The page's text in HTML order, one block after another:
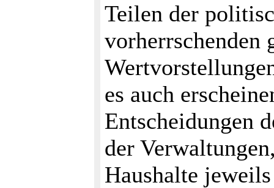
Teilen der
vorherrschenden
es auch
Entscheidungen
der
Haushalte